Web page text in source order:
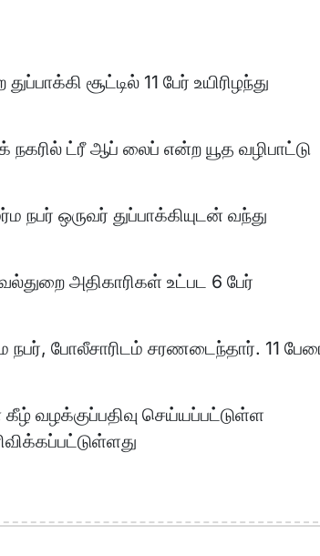
சூட்டில் 11 பேர் உயிரிழந்து
ட்ரீ ஆப் லைப் என்ற யூத வழிபாட்டு
நபர் ஒருவர் துப்பாக்கியுடன் வந்து
அதிகாரிகள் உட்பட 6 பேர்
நபர், போலீசாரிடம் சரணடைந்தார். 11
கீழ் வழக்குப்பதிவு செய்யப்பட்டுள்ள